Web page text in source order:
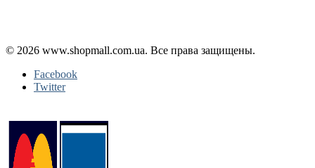
© 2026 www.shopmall.com.ua. Все права защищены.
Facebook
Twitter